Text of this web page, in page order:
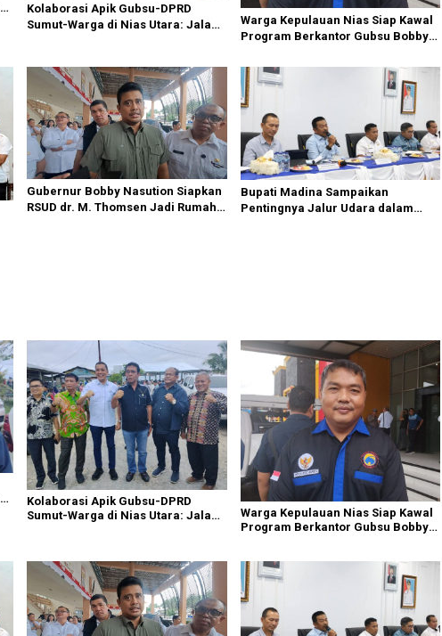
Kolaborasi Apik Gubsu-DPRD
Sumut-Warga di Nias Utara: Jalan
Warga Kepulauan Nias Siap Kawal
Program Berkantor Gubsu Bobby
Gubernur Bobby Nasution Siapkan
RSUD dr. M. Thomsen Jadi Rumah
Bupati Madina Sampaikan
Pentingnya Jalur Udara dalam
Kolaborasi Apik Gubsu-DPRD
Sumut-Warga di Nias Utara: Jalan
Warga Kepulauan Nias Siap Kawal
Program Berkantor Gubsu Bobby